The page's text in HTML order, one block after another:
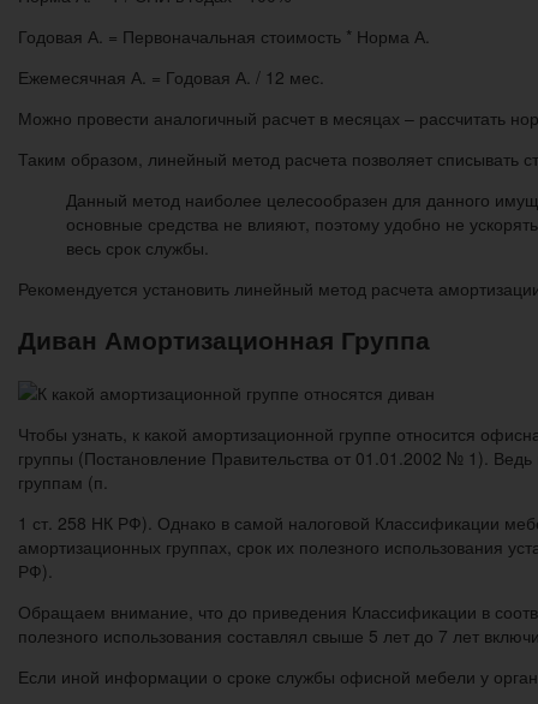
Годовая А. = Первоначальная стоимость * Норма А.
Ежемесячная А. = Годовая А. / 12 мес.
Можно провести аналогичный расчет в месяцах – рассчитать
Таким образом, линейный метод расчета позволяет списывать
Данный метод наиболее целесообразен для данного
основные средства не влияют, поэтому удобно не
весь срок службы.
Рекомендуется установить линейный метод расчета
Диван Амортизационная Группа
Чтобы узнать, к какой амортизационной группе относится
группы (Постановление Правительства от 01.01.2002 № 1).
группам (п.
1 ст. 258 НК РФ). Однако в самой налоговой Классификации
амортизационных группах, срок их полезного использования
РФ).
Обращаем внимание, что до приведения Классификации в
полезного использования составлял свыше 5 лет до 7 лет
Если иной информации о сроке службы офисной мебели у